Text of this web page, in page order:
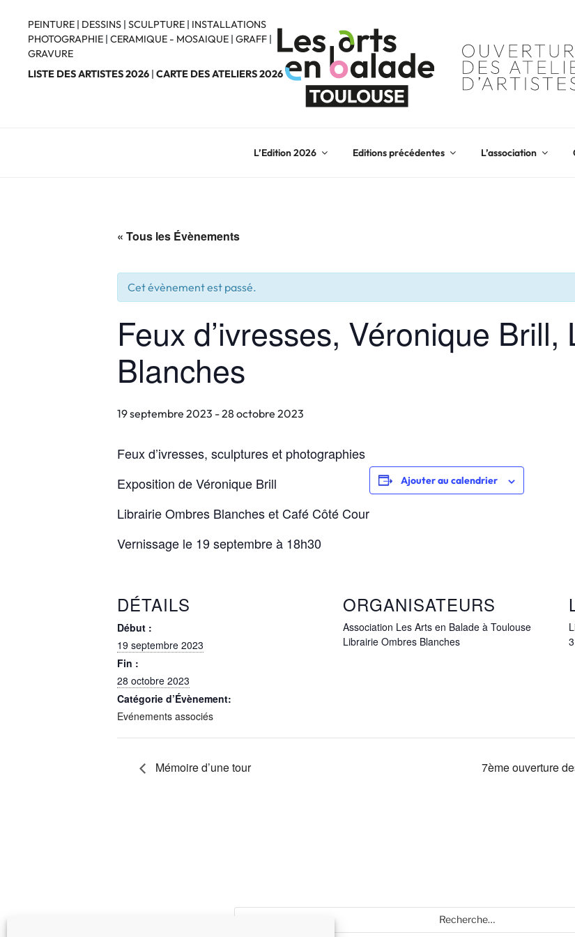
contenu
principal
PEINTURE | DESSINS | SCULPTURE | INSTALLATIONS
PHOTOGRAPHIE | CERAMIQUE - MOSAIQUE | GRAFF |
GRAVURE
LISTE DES ARTISTES 2026 | CARTE DES ATELIERS 2026
L’Edition 2026 Editions précédentes L’association
« Tous les Évènements
Cet évènement est passé.
Feux d’ivresses, Véronique
Blanches
19 septembre 2023 -28 octobre 2023
Feux d’ivresses, sculptures et photographies
Exposition de Véronique Brill
Librairie Ombres Blanches et Café Côté Cour
Vernissage le 19 septembre à 18h30
Ajouter au calendrier
DÉTAILS
Début :
19 septembre 2023
Fin :
28 octobre 2023
Catégorie d’Évènement:
Evénements associés
ORGANISATEURS
Association Les Arts en Balade à Toulouse
Librairie Ombres Blanches
Mémoire d’une tour 7ème ouverture
Recherche
pour